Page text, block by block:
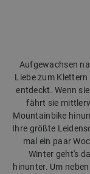
Aufgewachsen
Liebe zum
entdeckt. Wenn
fährt sie
Mountainbike
Ihre größte
mal ein paar
Winter geht's
hinunter. Um